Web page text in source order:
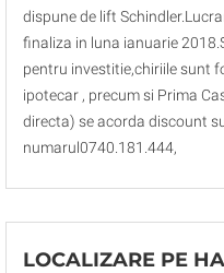
dispune de lift
finaliza in luna ianuarie
pentru investitie,chiriile sunt
ipotecar , precum si Prima
directa) se acorda discount
numarul0740.181.444,
LOCALIZARE PE